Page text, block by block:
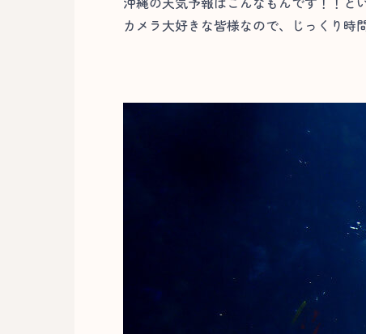
カメラ大好きな皆様なので、じっくり時